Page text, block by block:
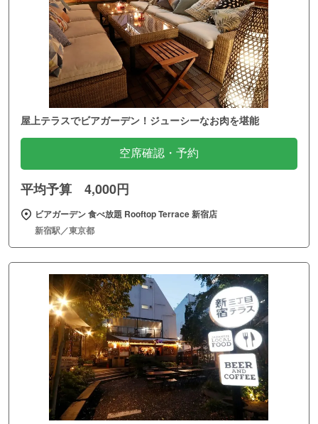
屋上テラスでビアガーデン！ジューシーなお肉を堪能
空席確認・予約
平均予算 4,000円
ビアガーデン 食べ放題 Rooftop Terrace 新宿店
新宿駅／東京都